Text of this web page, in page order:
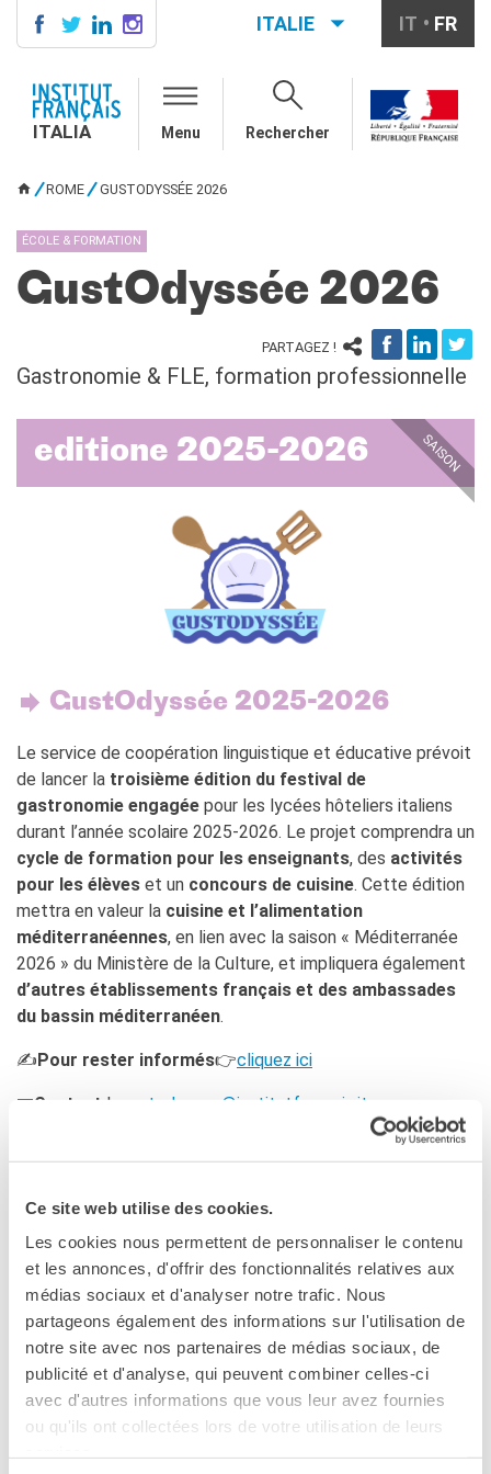
Ce site web utilise des cookies.
Les cookies nous permettent de personnaliser le contenu
et les annonces, d'offrir des fonctionnalités relatives aux
médias sociaux et d'analyser notre trafic. Nous
partageons également des informations sur l'utilisation de
notre site avec nos partenaires de médias sociaux, de
publicité et d'analyse, qui peuvent combiner celles-ci
avec d'autres informations que vous leur avez fournies
ou qu'ils ont collectées lors de votre utilisation de leurs
ÉCOLE & UNIVERSITÉ
Étudier en France
LE PALAIS FARNÈSE
QUI SOMMES-NOUS ?
Offres d'emplois/stages
ITALIE IT FR
ITALIA Menu Rechercher
ROME GUSTODYSSÉE 2026
ÉCOLE & FORMATION
GustOdyssée 2026
PARTAGEZ !
Gastronomie & FLE, formation professionnelle
editione 2025-2026 SAISON
GustOdyssée 2025-2026
Le service de coopération linguistique et éducative prévoit
de lancer la troisième édition du festival de
gastronomie engagée pour les lycées hôteliers italiens
durant l’année scolaire 2025-2026. Le projet comprendra un
cycle de formation pour les enseignants, des activités
pour les élèves et un concours de cuisine. Cette édition
mettra en valeur la cuisine et l’alimentation
méditerranéennes, en lien avec la saison « Méditerranée
2026 » du Ministère de la Culture, et impliquera également
d’autres établissements français et des ambassades
du bassin méditerranéen.
✍️Pour rester informés👉cliquez ici
📧Contact | gustodyssee@institutfrancais.it
OBJECTIFS DU PROJET
Renforcer lacréativité et l’innovation
initiatives des jeunes.
Initier descollaborations entre partenairesde
toutes les rives de la Méditerranée.
Consoliderl’avancée dans le parcours professionnel
et lacoopération bilatérale entre la France et l’Italie
(Traité du Quirinal et rencontres Campus Pro).
Promouvoir
l’apprentissage du français
et la